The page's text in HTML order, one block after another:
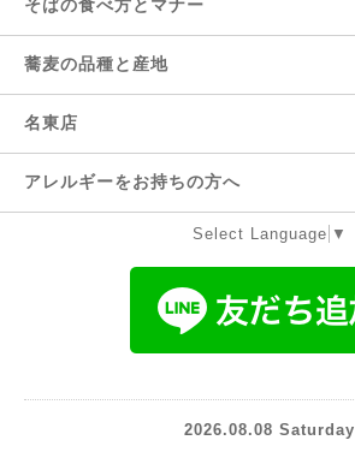
そばの食べ方とマナー
蕎麦の品種と産地
名東店
アレルギーをお持ちの方へ
Select Language ▼
2026.08.08 Saturday